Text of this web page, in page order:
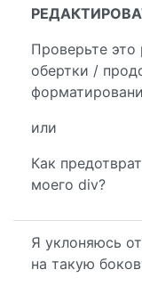
Проверьте
обертки /
или
Как
моего div?
Я уклоняюсь
на такую